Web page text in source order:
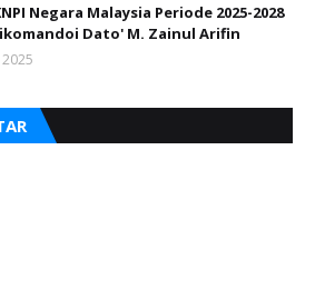
Negara Malaysia Periode 2025-2028
Dato' M. Zainul Arifin
2025